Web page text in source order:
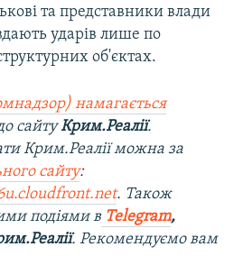
та представники влади
ударів лише по
об'єктах.
намагається
сайтуКрим.Реалії.
Крим.Реалії можна за
сайту:
. Також
подіями в Telegram,
. Рекомендуємо вам